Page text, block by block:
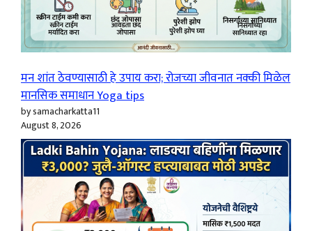
मन शांत ठेवण्यासाठी हे उपाय करा; रोजच्या जीवनात नक्की मिळेल
मानसिक समाधान Yoga tips
by samacharkatta11
August 8, 2026